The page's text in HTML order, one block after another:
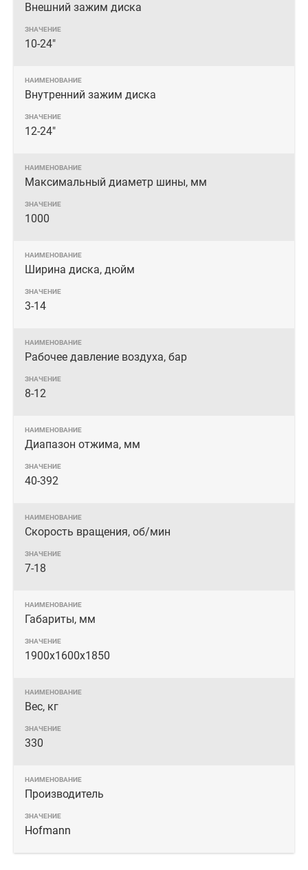
Внешний зажим диска
10-24"
Внутренний зажим диска
12-24"
Максимальный диаметр шины, мм
1000
Ширина диска, дюйм
3-14
Рабочее давление воздуха, бар
8-12
Диапазон отжима, мм
40-392
Скорость вращения, об/мин
7-18
Габариты, мм
1900х1600х1850
Вес, кг
330
Производитель
Hofmann